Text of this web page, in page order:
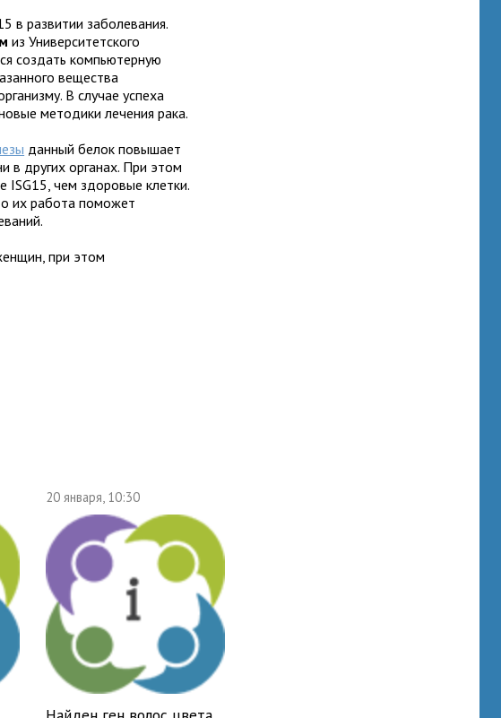
в развитии заболевания.
из Университетского
создать компьютерную
вещества
В случае успеха
методики лечения рака.
данный белок повышает
в других органах. При этом
ISG15, чем здоровые клетки.
их работа поможет
при этом
20 января, 10:30